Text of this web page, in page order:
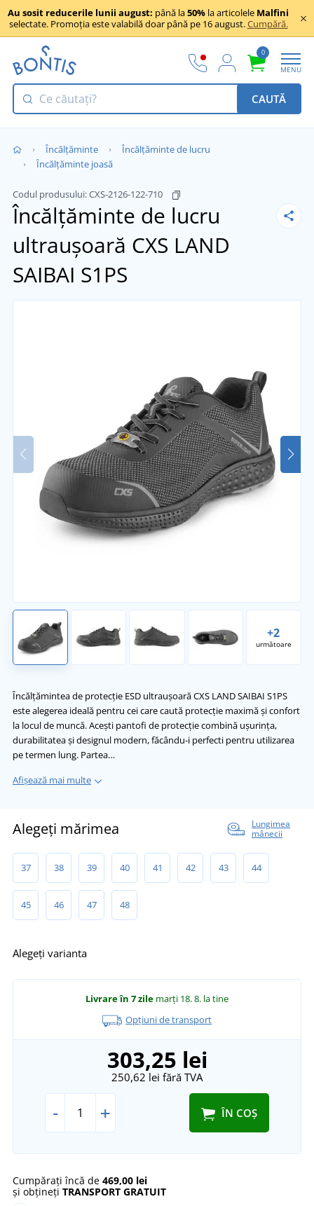
Au sosit reducerile lunii august: până la50% la articolele Malfini
selectate. Promoția este valabilă doar până pe 16 august.Cumpără.
0
MENU
CAUTĂ
Încălţăminte
Încălțăminte de lucru
Încălțăminte joasă
Codul produsului:CXS-2126-122-710
Încălțăminte de lucru
ultraușoară CXS LAND
SAIBAI S1PS
+2
următoare
Încălțămintea de protecție ESD ultraușoară CXS LAND SAIBAI S1PS
este alegerea ideală pentru cei care caută protecție maximă și confort
la locul de muncă. Acești pantofi de protecție combină ușurința,
durabilitatea și designul modern, făcându-i perfecti pentru utilizarea
pe termen lung. Partea…
Afișează mai multe
Alegeți mărimea
Lungimea
mânecii
37 38 39 40 41 42 43 44
45 46 47 48
Alegeți varianta
Livrare în 7 zile marți 18. 8. la tine
Opțiuni de transport
303,25 lei
250,62 lei fără TVA
- + ÎN COȘ
Cumpărați încă de 469,00 lei
și obțineți TRANSPORT GRATUIT